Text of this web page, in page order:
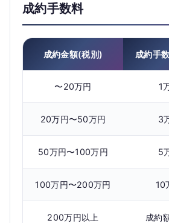
成約手数料
成約金額(税別) 成約手
〜20万円 1
20万円〜50万円 3
50万円〜100万円 5
100万円〜200万円 10
200万円以上 成約